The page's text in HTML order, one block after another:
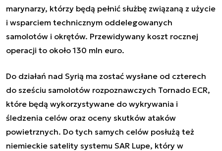
marynarzy, którzy będą pełnić służbę związaną z użycie
i wsparciem technicznym oddelegowanych
samolotów i okrętów. Przewidywany koszt rocznej
operacji to około 130 mln euro.
Do działań nad Syrią ma zostać wysłane od czterech
do sześciu samolotów rozpoznawczych Tornado ECR,
które będą wykorzystywane do wykrywania i
śledzenia celów oraz oceny skutków ataków
powietrznych. Do tych samych celów posłużą też
niemieckie satelity systemu SAR Lupe, który w